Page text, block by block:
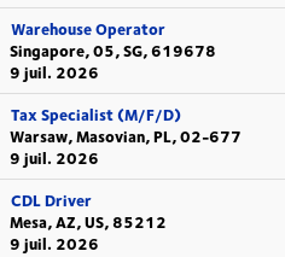
Warehouse Operator
Singapore, 05, SG, 619678
9 juil. 2026
Tax Specialist (M/F/D)
Warsaw, Masovian, PL, 02-677
9 juil. 2026
CDL Driver
Mesa, AZ, US, 85212
9 juil. 2026